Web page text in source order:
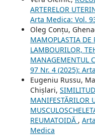
ARTERELOR
Arta Medica: Vol.
Oleg Conțu,
MAMOPLASTIA DE
LAMBOURILOR,
MANAGEMENTUL
97 Nr. 4 (2025):
Eugeniu Russu,
Chișlari,
MANIFESTĂRILOR
REUMATOIDĂ ,
Medica